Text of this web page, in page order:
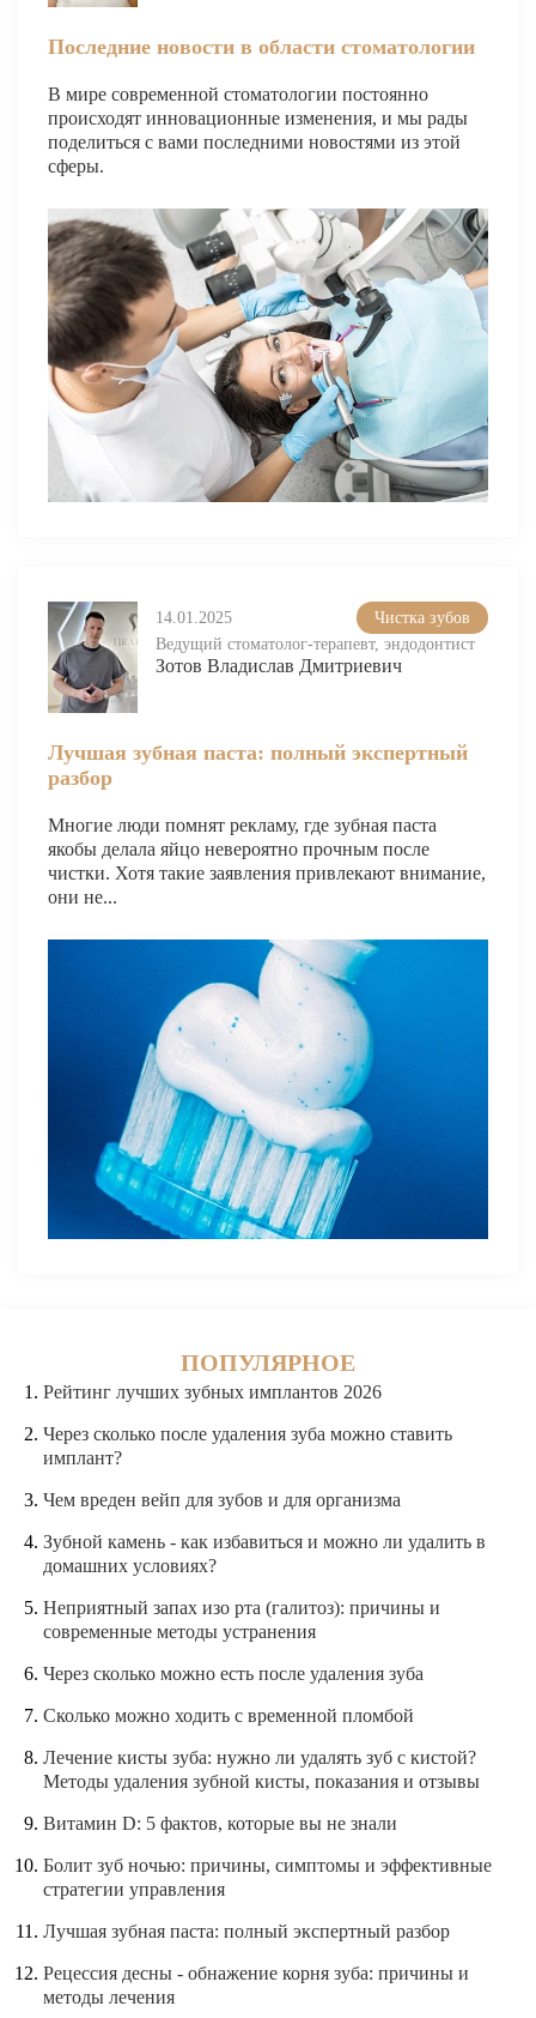
Последние новости в области стоматологии
В мире современной стоматологии постоянно
происходят инновационные изменения, и мы рады
поделиться с вами последними новостями из этой
сферы.
14.01.2025
Чистка зубов
Ведущий стоматолог-терапевт, эндодонтист
Зотов Владислав Дмитриевич
Лучшая зубная паста: полный экспертный
разбор
Многие люди помнят рекламу, где зубная паста
якобы делала яйцо невероятно прочным после
чистки. Хотя такие заявления привлекают внимание,
они не...
ПОПУЛЯРНОЕ
Рейтинг лучших зубных имплантов 2026
Через сколько после удаления зуба можно ставить
имплант?
Чем вреден вейп для зубов и для организма
Зубной камень - как избавиться и можно ли удалить в
домашних условиях?
Неприятный запах изо рта (галитоз): причины и
современные методы устранения
Через сколько можно есть после удаления зуба
Сколько можно ходить с временной пломбой
Лечение кисты зуба: нужно ли удалять зуб с кистой?
Методы удаления зубной кисты, показания и отзывы
Витамин D: 5 фактов, которые вы не знали
Болит зуб ночью: причины, симптомы и эффективные
стратегии управления
Лучшая зубная паста: полный экспертный разбор
Рецессия десны - обнажение корня зуба: причины и
методы лечения